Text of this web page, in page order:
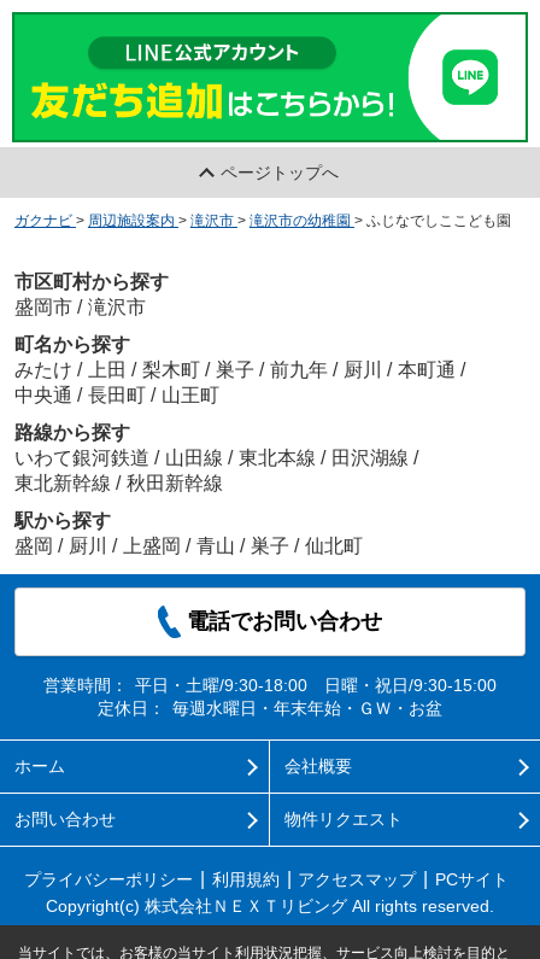
ページトップへ
ガクナビ > 周辺施設案内 > 滝沢市 > 滝沢市の幼稚園 > ふじなでしここども園
市区町村から探す
盛岡市 / 滝沢市
町名から探す
みたけ / 上田 / 梨木町 / 巣子 / 前九年 / 厨川 / 本町通 /
中央通 / 長田町 / 山王町
路線から探す
いわて銀河鉄道 / 山田線 / 東北本線 / 田沢湖線 /
東北新幹線 / 秋田新幹線
駅から探す
盛岡 / 厨川 / 上盛岡 / 青山 / 巣子 / 仙北町
電話でお問い合わせ
営業時間：
平日・土曜/9:30-18:00 日曜・祝日/9:30-15:00
定休日：
毎週水曜日・年末年始・ＧＷ・お盆
ホーム 会社概要
お問い合わせ 物件リクエスト
プライバシーポリシー 利用規約 アクセスマップ
PCサイト
Copyright(c) 株式会社ＮＥＸＴリビング All rights reserved.
当サイトでは、お客様の当サイト利用状況把握、サービス向上検討を目的と